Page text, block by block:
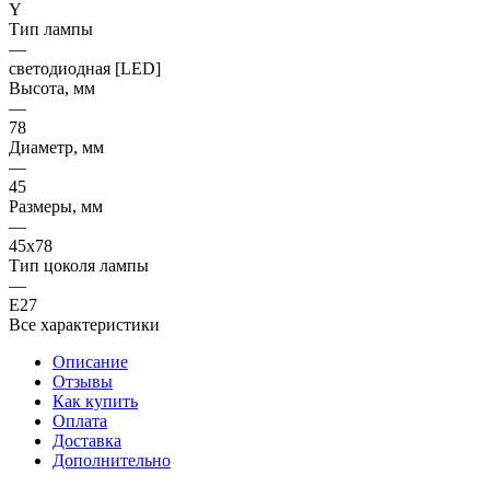
Y
Тип лампы
—
светодиодная [LED]
Высота, мм
—
78
Диаметр, мм
—
45
Размеры, мм
—
45x78
Тип цоколя лампы
—
E27
Все характеристики
Описание
Отзывы
Как купить
Оплата
Доставка
Дополнительно